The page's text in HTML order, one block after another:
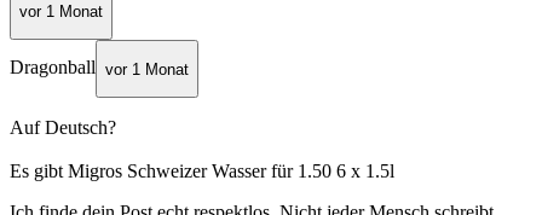
vor 1 Monat
Dragonball vor 1 Monat
Auf Deutsch?
Es gibt Migros Schweizer Wasser für 1.50 6 x 1.5l